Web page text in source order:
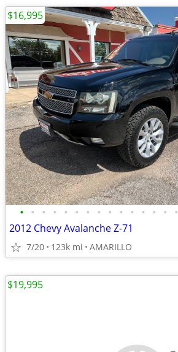
• • • • • • • • • • • • • • •
2012 Chevy Avalanche Z-71
7/20 123k mi AMARILLO
$16,995
$19,995